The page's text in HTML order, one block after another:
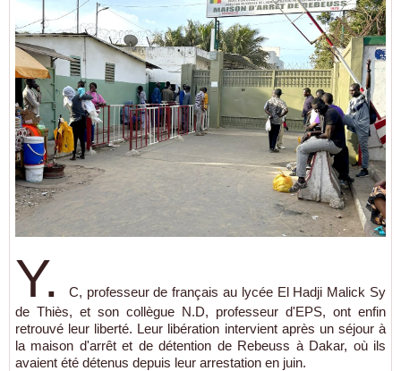
Y.
C, professeur de français au lycée El Hadji Malick Sy
de Thiès, et son collègue N.D, professeur d'EPS, ont enfin
retrouvé leur liberté. Leur libération intervient après un séjour à
la maison d'arrêt et de détention de Rebeuss à Dakar, où ils
avaient été détenus depuis leur arrestation en juin.